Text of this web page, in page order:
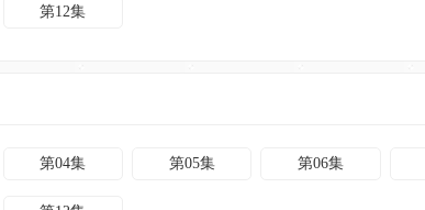
第12集
第04集 第05集 第06集